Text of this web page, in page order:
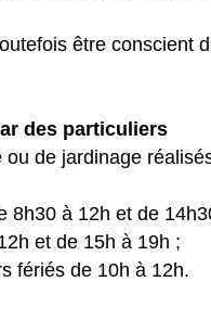
être conscient
des particuliers
de jardinage
à 12h et de
et de 15h à 19h ;
fériés de 10h à 12h.